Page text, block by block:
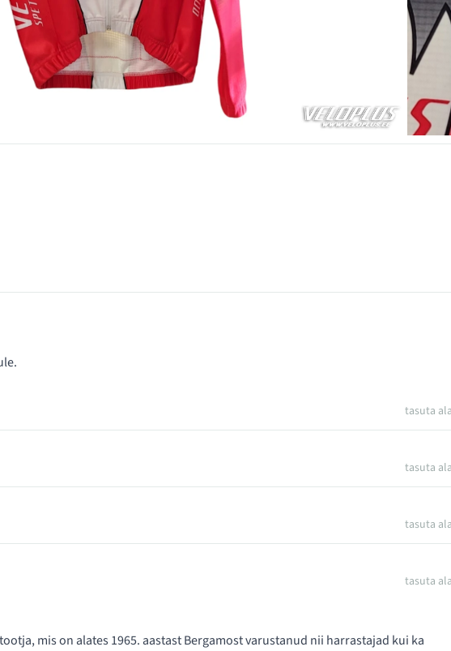
tasuta
tasuta
tasuta
tasuta
mis on alates 1965. aastast Bergamost varustanud nii harrastajad kui ka